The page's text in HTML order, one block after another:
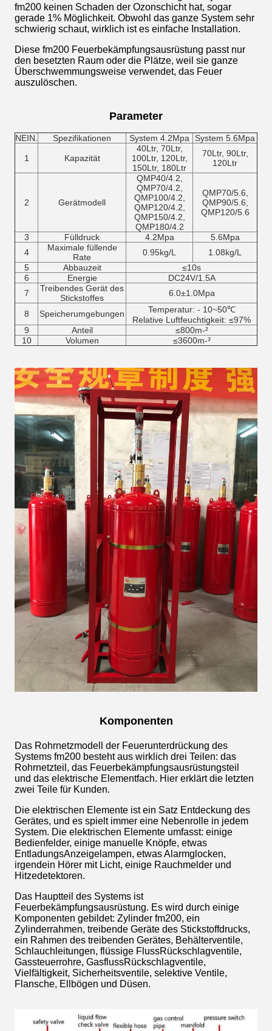
fm200 keinen Schaden der Ozonschicht hat, sogar
gerade 1% Möglichkeit. Obwohl das ganze System sehr
schwierig schaut, wirklich ist es einfache Installation.
Diese fm200 Feuerbekämpfungsausrüstung passt nur
den besetzten Raum oder die Plätze, weil sie ganze
Überschwemmungsweise verwendet, das Feuer
auszulöschen.
Parameter
NEIN. Spezifikationen System 4.2Mpa System 5.6Mpa
1 Kapazität
40Ltr, 70Ltr,
100Ltr, 120Ltr,
150Ltr, 180Ltr
70Ltr, 90Ltr,
120Ltr
2 Gerätmodell
QMP40/4.2,
QMP70/4.2,
QMP100/4.2,
QMP120/4.2,
QMP150/4.2,
QMP180/4.2
QMP70/5.6,
QMP90/5.6,
QMP120/5.6
3 Fülldruck 4.2Mpa
5.6Mpa
4
Maximale füllende
Rate
0.95kg/L
1.08kg/L
5
Abbauzeit
≤10s
6
Energie
DC24V/1.5A
7
Treibendes Gerät des
Stickstoffes
6.0±1.0Mpa
8 Speicherumgebungen
Temperatur: - 10~50℃
Relative Luftfeuchtigkeit: ≤97%
9
Anteil
≤800m-²
10
Volumen ≤3600m-³
Komponenten
Das Rohrnetzmodell der Feuerunterdrückung des
Systems fm200 besteht aus wirklich drei Teilen: das
Rohrnetzteil, das Feuerbekämpfungsausrüstungsteil
und das elektrische Elementfach. Hier erklärt die letzten
zwei Teile für Kunden.
Die elektrischen Elemente ist ein Satz Entdeckung des
Gerätes, und es spielt immer eine Nebenrolle in jedem
System. Die elektrischen Elemente umfasst: einige
Bedienfelder, einige manuelle Knöpfe, etwas
EntladungsAnzeigelampen, etwas Alarmglocken,
irgendein Hörer mit Licht, einige Rauchmelder und
Hitzedetektoren.
Das Hauptteil des Systems ist
Feuerbekämpfungsausrüstung. Es wird durch einige
Komponenten gebildet: Zylinder fm200, ein
Zylinderrahmen, treibende Geräte des Stickstoffdrucks,
ein Rahmen des treibenden Gerätes, Behälterventile,
Schlauchleitungen, flüssige FlussRückschlagventile,
Gassteuerrohre, GasflussRückschlagventile,
Vielfältigkeit, Sicherheitsventile, selektive Ventile,
Flansche, Ellbögen und Düsen.